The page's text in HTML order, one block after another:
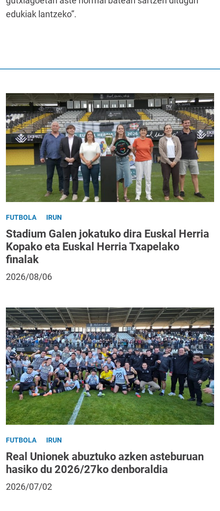
edukiak lantzeko”.
FUTBOLA IRUN
Stadium Galen jokatuko dira Euskal Herria
Kopako eta Euskal Herria Txapelako
finalak
2026/08/06
FUTBOLA IRUN
Real Unionek abuztuko azken asteburuan
hasiko du 2026/27ko denboraldia
2026/07/02